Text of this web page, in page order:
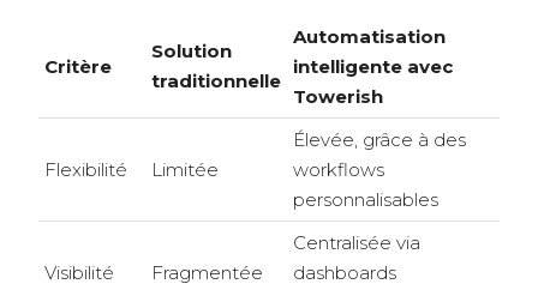
Critère
Solution
traditionnelle
Automatisation
intelligente avec
Towerish
Flexibilité Limitée
Élevée, grâce à des
workflows
personnalisables
Visibilité Fragmentée
Centralisée via
dashboards